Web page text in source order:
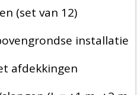
(set van 12)
installatie
afdekkingen